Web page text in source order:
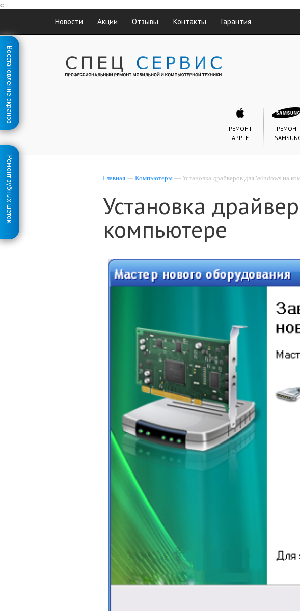
с
Восстановление экранов
Ремонт зубных щеток
Новости Акции Отзывы Контакты Гарантия
РЕМОНТ
APPLE
РЕМОНТ
Главная — Компьютеры — Установка драйверов для Windows на
Установка
компьютере